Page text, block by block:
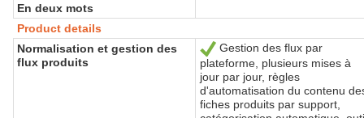
En deux mots
Product details
Normalisation et gestion des
flux produits
Sí
Gestion des flux par
plateforme, plusieurs mises à
jour par jour, règles
d'automatisation du contenu
fiches produits par support,